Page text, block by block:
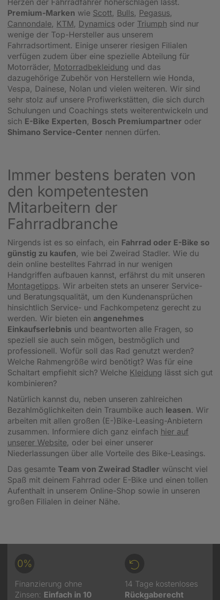
Premium-Marken wie Scott, Bulls, Pegasus,
Cannondale, KTM, Dynamics oder Triumph sind nur
wenige der Top-Hersteller aus unserem
Fahrradsortiment. Einige unserer riesigen Filialen
verfügen zudem über eine spezielle Abteilung für
Motorräder, Motorradbekleidung und das
dazugehörige Zubehör von Herstellern wie Honda,
Vespa, Dainese, Nolan und vielen weiteren. Wir sind
sehr stolz auf unsere Profiwerkstätten, die sich durch
Schulungen und Coachings stets weiterentwickeln und
sich E-Bike Experten, Bosch Premiumpartner oder
Shimano Service-Center nennen dürfen.
Immer bestens beraten von
den kompetentesten
Mitarbeitern der
Fahrradbranche
Nirgends ist es so einfach, ein Fahrrad oder E-Bike so
günstig zu kaufen, wie bei Zweirad Stadler. Wie du
dein online bestelltes Fahrrad in nur wenigen
Handgriffen aufbauen kannst, erfährst du mit unseren
Montagetipps. Wir arbeiten stets an unserer Service-
und Beratungsqualität, um den Kundenansprüchen
hinsichtlich Service- und Fachkompetenz gerecht zu
werden. Wir bieten ein angenehmes
Einkaufserlebnis und beantworten alle Fragen, so
speziell sie auch sein mögen, bestmöglich und
professionell. Wofür soll das Rad genutzt werden?
Welche Rahmengröße wird benötigt? Was für eine
Schaltart empfiehlt sich? Welche Kleidung lässt sich gut
kombinieren?
Natürlich kannst du, neben unseren zahlreichen
Bezahlmöglichkeiten dein Traumbike auch leasen. Wir
arbeiten mit allen großen (E-)Bike-Leasing-Anbietern
zusammen. Informiere dich ganz einfach hier auf
unserer Website, oder bei einer unserer
Niederlassungen über alle Vorteile des Bike-Leasings.
Das gesamte Team von Zweirad Stadler wünscht viel
Spaß mit deinem Fahrrad oder E-Bike und einen tollen
Aufenthalt in unserem Online-Shop sowie in unseren
großen Filialen in deiner Nähe.
0%
Finanzierung ohne
Zinsen: Einfach in 10
14 Tage kostenloses
Rückgaberecht